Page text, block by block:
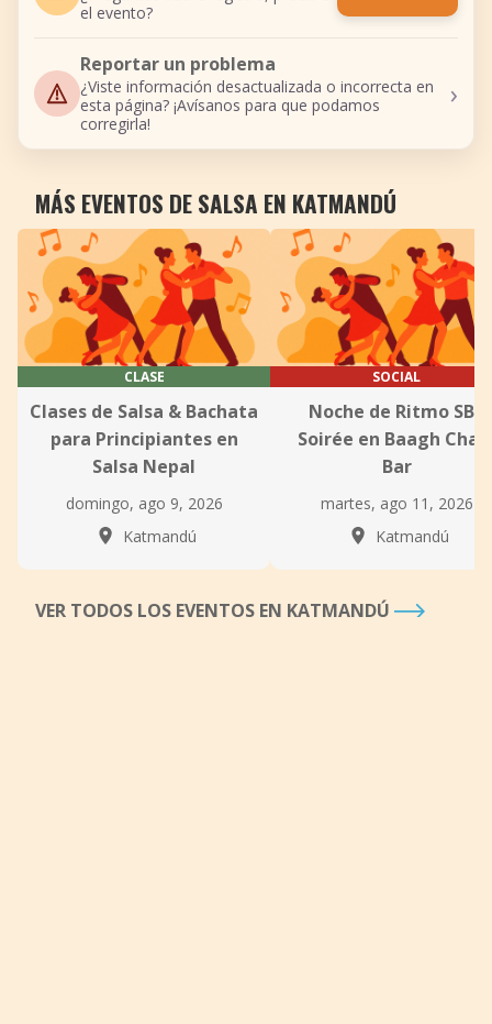
el evento?
Reportar un problema
¿Viste información desactualizada o incorrecta en
esta página? ¡Avísanos para que podamos
corregirla!
›
MÁS EVENTOS DE SALSA EN KATMANDÚ
CLASE
Clases de Salsa & Bachata
para Principiantes en
Salsa Nepal
domingo, ago 9, 2026
Katmandú
SOCIAL
Noche de Ritmo SBK
Soirée en Baagh
Bar
martes, ago 11, 2026
Katmandú
VER TODOS LOS EVENTOS EN KATMANDÚ